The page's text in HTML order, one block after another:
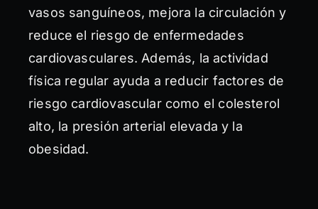
vasos sanguíneos, mejora la circulación y
reduce el riesgo de enfermedades
cardiovasculares. Además, la actividad
física regular ayuda a reducir factores de
riesgo cardiovascular como el colesterol
alto, la presión arterial elevada y la
obesidad.